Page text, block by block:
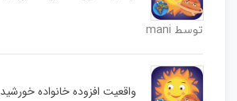
توسط mani
واقعیت افزوده خانواده خورشید